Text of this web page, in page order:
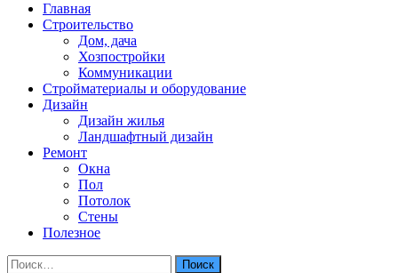
Главная
Строительство
Дом, дача
Хозпостройки
Коммуникации
Стройматериалы и оборудование
Дизайн
Дизайн жилья
Ландшафтный дизайн
Ремонт
Окна
Пол
Потолок
Стены
Полезное
Найти: